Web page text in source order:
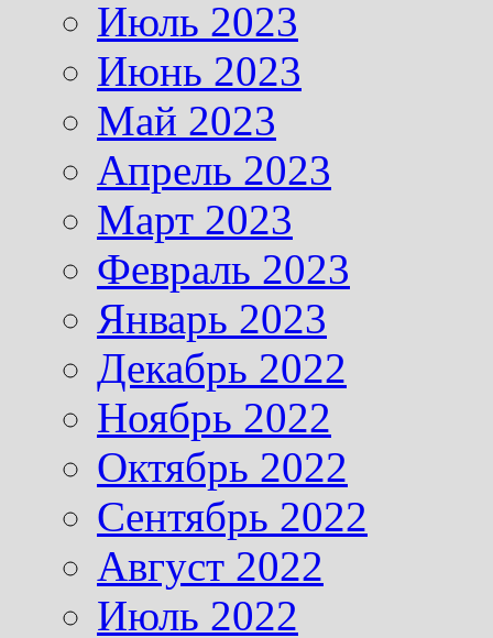
Июль 2023
Июнь 2023
Май 2023
Апрель 2023
Март 2023
Февраль 2023
Январь 2023
Декабрь 2022
Ноябрь 2022
Октябрь 2022
Сентябрь 2022
Август 2022
Июль 2022